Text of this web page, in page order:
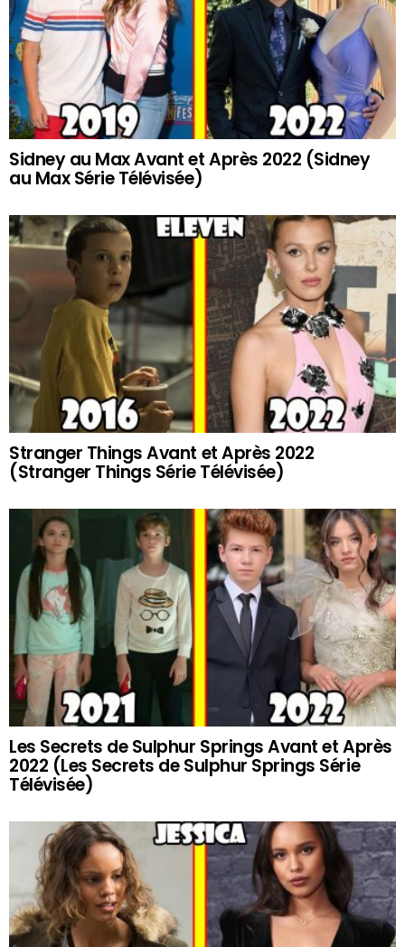
Sidney au Max Avant et Après 2022 (Sidney
au Max Série Télévisée)
Stranger Things Avant et Après 2022
(Stranger Things Série Télévisée)
Les Secrets de Sulphur Springs Avant et Après
2022 (Les Secrets de Sulphur Springs Série
Télévisée)